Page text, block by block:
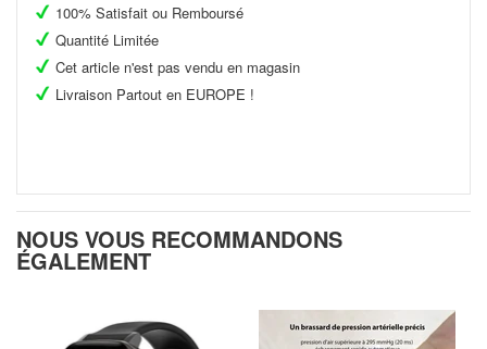
100% Satisfait ou Remboursé
Quantité Limitée
Cet article n'est pas vendu en magasin
Livraison Partout en EUROPE !
NOUS VOUS RECOMMANDONS
ÉGALEMENT